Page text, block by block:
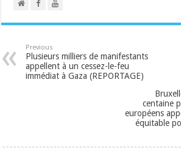
Previous
Plusieurs milliers de manifestants
appellent à un cessez-le-feu
immédiat à Gaza (REPORTAGE)
centaine
européens
équitable